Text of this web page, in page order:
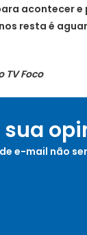
acontecer e
resta é
Foco
sua
e-mail não